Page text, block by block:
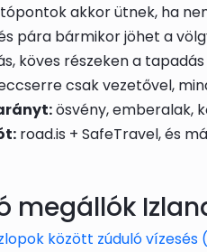
akkor ütnek, ha
pára bármikor jöhet a
köves részeken a
csak vezetővel,
ösvény, emberalak,
road.is + SafeTravel, és
megállók
között zúduló vízesés